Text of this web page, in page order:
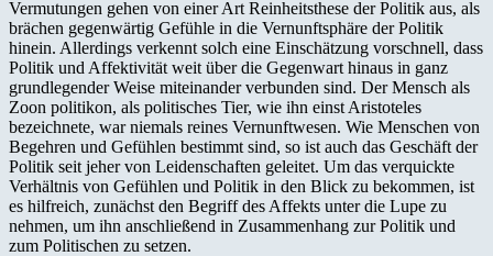
Vermutungen gehen von einer Art Reinheitsthese der Politik aus, als
brächen gegenwärtig Gefühle in die Vernunftsphäre der Politik
hinein. Allerdings verkennt solch eine Einschätzung vorschnell, dass
Politik und Affektivität weit über die Gegenwart hinaus in ganz
grundlegender Weise miteinander verbunden sind. Der Mensch als
Zoon politikon, als politisches Tier, wie ihn einst Aristoteles
bezeichnete, war niemals reines Vernunftwesen. Wie Menschen von
Begehren und Gefühlen bestimmt sind, so ist auch das Geschäft der
Politik seit jeher von Leidenschaften geleitet. Um das verquickte
Verhältnis von Gefühlen und Politik in den Blick zu bekommen, ist
es hilfreich, zunächst den Begriff des Affekts unter die Lupe zu
nehmen, um ihn anschließend in Zusammenhang zur Politik und
zum Politischen zu setzen.